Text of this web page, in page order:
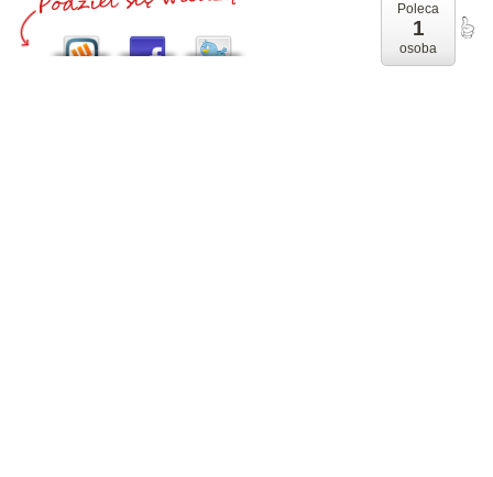
Poleca
1
osoba